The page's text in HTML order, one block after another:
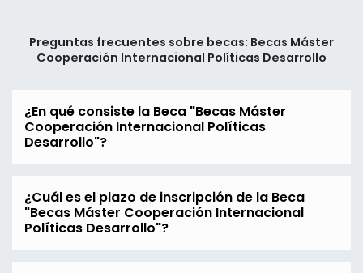
Preguntas frecuentes sobre becas: Becas Máster
Cooperación Internacional Políticas Desarrollo
¿En qué consiste la Beca "Becas Máster
Cooperación Internacional Políticas
Desarrollo"?
¿Cuál es el plazo de inscripción de la Beca
"Becas Máster Cooperación Internacional
Políticas Desarrollo"?